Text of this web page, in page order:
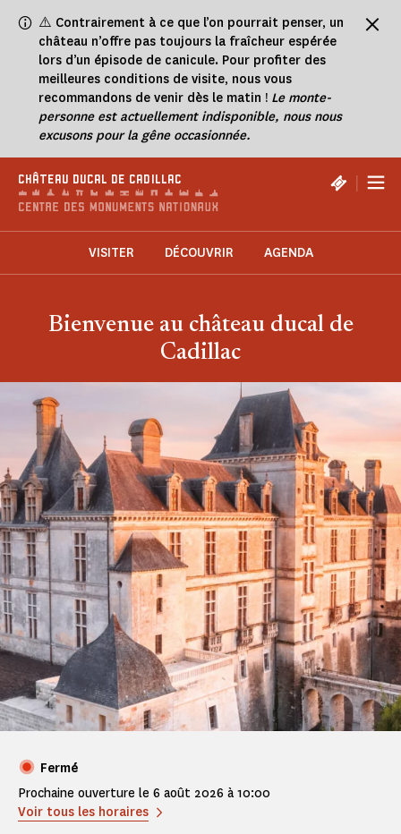
⚠️ Contrairement à ce que l’on pourrait penser, un
château n’offre pas toujours la fraîcheur espérée
lors d’un épisode de canicule. Pour profiter des
meilleures conditions de visite, nous vous
recommandons de venir dès le matin ! Le monte-
personne est actuellement indisponible, nous nous
excusons pour la gêne occasionnée.
CHÂTEAU DUCAL DE CADILLAC |
VISITER DÉCOUVRIR AGENDA
Bienvenue au château ducal de
Cadillac
Fermé
Prochaine ouverture le 6 août 2026 à 10:00
Voir tous les horaires